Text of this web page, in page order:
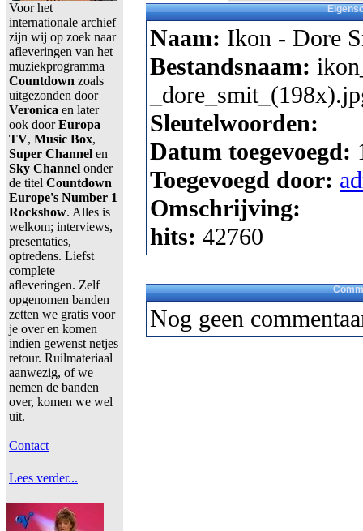
Voor het
internationale archief
zijn wij op zoek naar
afleveringen van het
muziekprogramma
Countdown zoals
uitgezonden door
Veronica en later
ook doorEuropa
TV, Music Box,
Super Channel en
Sky Channel onder
de titel Countdown
Europe's Number 1
Rockshow. Alles is
welkom; interviews,
presentaties,
optredens. Liefst
complete
afleveringen. Zelf
opgenomen banden
zetten we gratis voor
je over en komen
indien gewenst netjes
retour. Ruilmateriaal
aanwezig, of we
nemen de banden
over, komen we wel
uit.
Contact
Lees verder...
Naam: Ikon - Dore
Bestandsnaam:
Sleutelwoorden:
Datum toegevoegd:
Toegevoegd door:
Omschrijving:
hits: 42760
Nog geen